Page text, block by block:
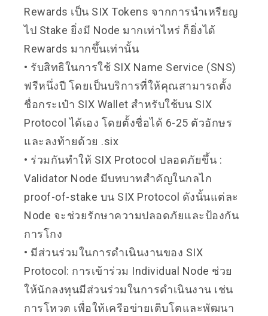
Rewards เป็น SIX Tokens จากการนำเหรียญ
ไป Stake ยิ่งมี Node มากเท่าไหร่ ก็ยิ่งได้
Rewards มากขึ้นเท่านั้น
• รับสิทธิในการใช้ SIX Name Service (SNS)
ฟรีหนึ่งปี โดยเป็นบริการที่ให้คุณสามารถตั้ง
ชื่อกระเป๋า SIX Wallet สำหรับใช้บน SIX
Protocol ได้เอง โดยตั้งชื่อได้ 6-25 ตัวอักษร
และลงท้ายด้วย .six
• ร่วมกันทำให้ SIX Protocol ปลอดภัยขึ้น :
Validator Node มีบทบาทสำคัญในกลไก
proof-of-stake บน SIX Protocol ดังนั้นแต่ละ
Node จะช่วยรักษาความปลอดภัยและป้องกัน
การโกง
• มีส่วนร่วมในการดำเนินงานของ SIX
Protocol: การเข้าร่วม Individual Node ช่วย
ให้นักลงทุนมีส่วนร่วมในการดำเนินงาน เช่น
การโหวต เพื่อให้เครือข่ายเติบโตและพัฒนา